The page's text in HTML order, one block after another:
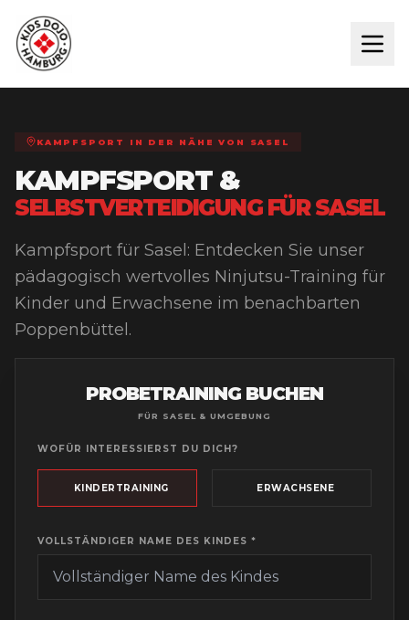
KAMPFSPORT IN DER NÄHE VON SASEL
KAMPFSPORT &
SELBSTVERTEIDIGUNG FÜRSASEL
Kampfsport für Sasel: Entdecken Sie unser
pädagogisch wertvolles Ninjutsu-Training für
Kinder und Erwachsene im benachbarten
Poppenbüttel.
PROBETRAINING BUCHEN
FÜR SASEL & UMGEBUNG
WOFÜR INTERESSIERST DU DICH?
KINDERTRAINING ERWACHSENE
VOLLSTÄNDIGER NAME DES KINDES *